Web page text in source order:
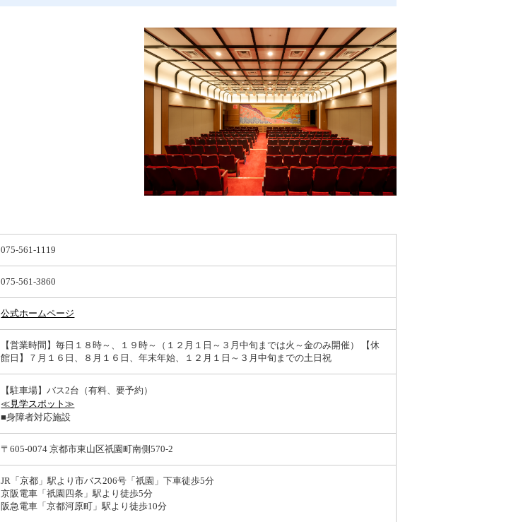
075-561-1119
075-561-3860
公式ホームページ
【営業時間】毎日１８時～、１９時～（１２月１日～３月中旬までは火～金のみ開催） 【休
館日】７月１６日、８月１６日、年末年始、１２月１日～３月中旬までの土日祝
【駐車場】バス2台（有料、要予約）
≪見学スポット≫
■身障者対応施設
〒605-0074 京都市東山区祇󠄀園町南側570-2
JR「京都」駅より市バス206号「祇󠄀園」下車徒歩5分
京阪電車「祇󠄀園四条」駅より徒歩5分
阪急電車「京都河原町」駅より徒歩10分